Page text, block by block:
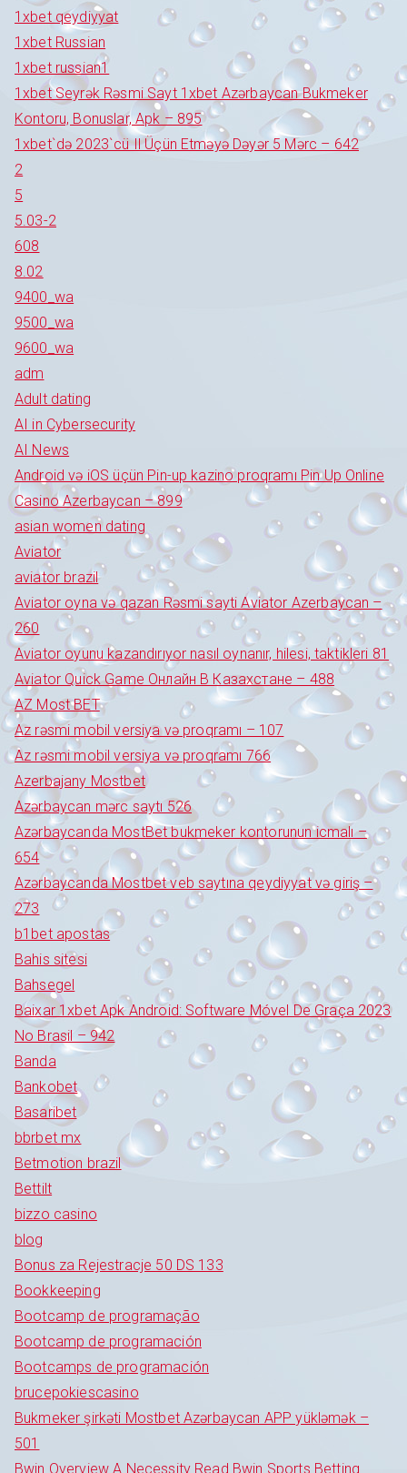
1xbet qeydiyyat
1xbet Russian
1xbet russian1
1xbet Seyrək Rəsmi Sayt 1xbet Azərbaycan Bukmeker
Kontoru, Bonuslar, Apk – 895
1xbet`də 2023`cü Il Üçün Etməyə Dəyər 5 Mərc – 642
2
5
5.03-2
608
8.02
9400_wa
9500_wa
9600_wa
adm
Adult dating
AI in Cybersecurity
AI News
Android və iOS üçün Pin-up kazino proqramı Pin Up Online
Casino Azerbaycan – 899
asian women dating
Aviator
aviator brazil
Aviator oyna və qazan Rəsmi sayti Aviator Azerbaycan –
260
Aviator oyunu kazandırıyor nasıl oynanır, hilesi, taktikleri 81
Aviator Quick Game Онлайн В Казахстане – 488
AZ Most BET
Az rəsmi mobil versiya və proqramı – 107
Az rəsmi mobil versiya və proqramı 766
Azerbajany Mostbet
Azərbaycan mərc saytı 526
Azərbaycanda MostBet bukmeker kontorunun icmalı –
654
Azərbaycanda Mostbet veb saytına qeydiyyat və giriş –
273
b1bet apostas
Bahis sitesi
Bahsegel
Baixar 1xbet Apk Android: Software Móvel De Graça 2023
No Brasil – 942
Banda
Bankobet
Basaribet
bbrbet mx
Betmotion brazil
Bettilt
bizzo casino
blog
Bonus za Rejestracje 50 DS 133
Bookkeeping
Bootcamp de programação
Bootcamp de programación
Bootcamps de programación
brucepokiescasino
Bukmeker şirkəti Mostbet Azərbaycan APP yükləmək –
501
Bwin Overview A Necessity Read Bwin Sports Betting